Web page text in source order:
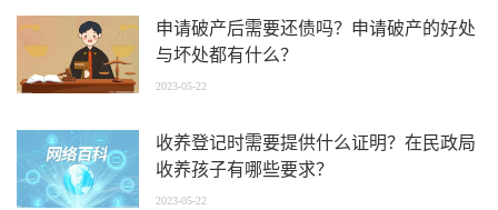
申请破产后需要还债吗？申请破产的好处
与坏处都有什么？
2023-05-22
收养登记时需要提供什么证明？在民政局
收养孩子有哪些要求？
2023-05-22